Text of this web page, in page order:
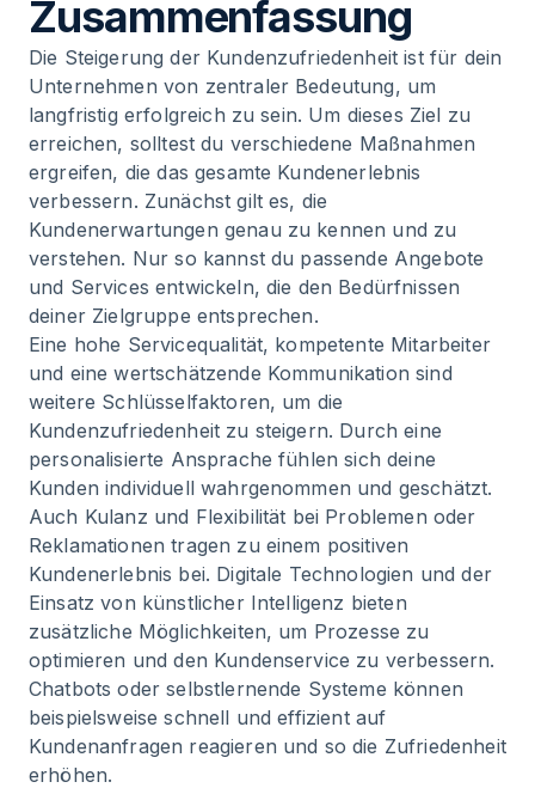
Zusammenfassung
Die Steigerung der Kundenzufriedenheit ist für dein
Unternehmen von zentraler Bedeutung, um
langfristig erfolgreich zu sein. Um dieses Ziel zu
erreichen, solltest du verschiedene Maßnahmen
ergreifen, die das gesamte Kundenerlebnis
verbessern. Zunächst gilt es, die
Kundenerwartungen genau zu kennen und zu
verstehen. Nur so kannst du passende Angebote
und Services entwickeln, die den Bedürfnissen
deiner Zielgruppe entsprechen.
Eine hohe Servicequalität, kompetente Mitarbeiter
und eine wertschätzende Kommunikation sind
weitere Schlüsselfaktoren, um die
Kundenzufriedenheit zu steigern. Durch eine
personalisierte Ansprache fühlen sich deine
Kunden individuell wahrgenommen und geschätzt.
Auch Kulanz und Flexibilität bei Problemen oder
Reklamationen tragen zu einem positiven
Kundenerlebnis bei. Digitale Technologien und der
Einsatz von künstlicher Intelligenz bieten
zusätzliche Möglichkeiten, um Prozesse zu
optimieren und den Kundenservice zu verbessern.
Chatbots oder selbstlernende Systeme können
beispielsweise schnell und effizient auf
Kundenanfragen reagieren und so die Zufriedenheit
erhöhen.